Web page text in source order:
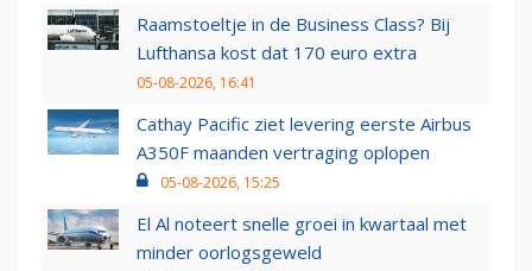
Raamstoeltje in de Business Class? Bij
Lufthansa kost dat 170 euro extra
05-08-2026, 16:41
Cathay Pacific ziet levering eerste Airbus
A350F maanden vertraging oplopen
05-08-2026, 15:25
El Al noteert snelle groei in kwartaal met
minder oorlogsgeweld